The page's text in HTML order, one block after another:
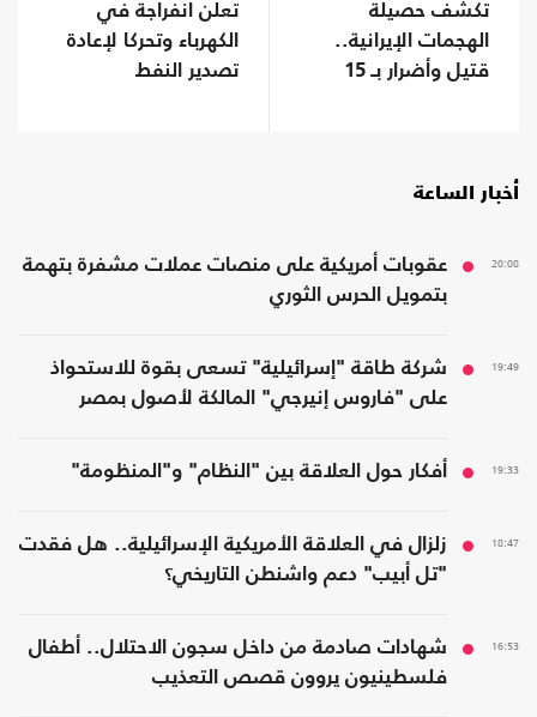
تكشف حصيلة
الهجمات الإيرانية..
قتيل وأضرار بـ 15
تعلن انفراجة في
الكهرباء وتحركا لإعادة
تصدير النفط
أخبار الساعة
20:08
عقوبات أمريكية على منصات عملات مشفرة بتهمة
بتمويل الحرس الثوري
19:49
شركة طاقة "إسرائيلية" تسعى بقوة للاستحواذ
على "فاروس إنيرجي" المالكة لأصول بمصر
19:33 أفكار حول العلاقة بين "النظام" و"المنظومة"
18:47
زلزال في العلاقة الأمريكية الإسرائيلية.. هل فقدت
"تل أبيب" دعم واشنطن التاريخي؟
16:53
شهادات صادمة من داخل سجون الاحتلال.. أطفال
فلسطينيون يروون قصص التعذيب